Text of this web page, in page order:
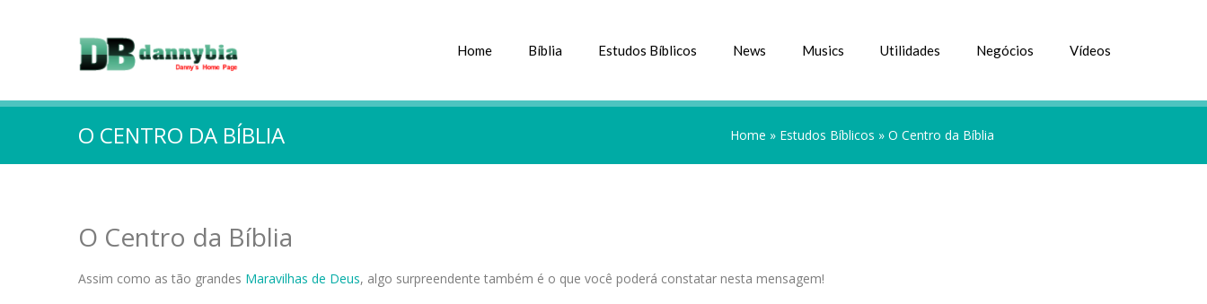
Home Bíblia Estudos Bíblicos News Musics Utilidades Negócios Vídeos
O CENTRO DA BÍBLIA Home » Estudos Bíblicos » O Centro da Bíblia
O Centro da Bíblia
Assim como as tão grandes Maravilhas de Deus, algo surpreendente também é o que você poderá constatar nesta mensagem!